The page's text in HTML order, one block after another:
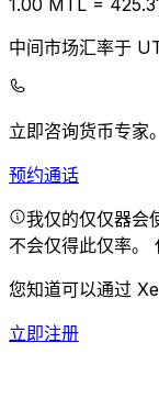
1.00 MTL =
中间市场汇率于
立即咨询货币专家。
预约通话
我仅的仅仅器会
不会仅得此仅率。
您知道可以通过
立即注册